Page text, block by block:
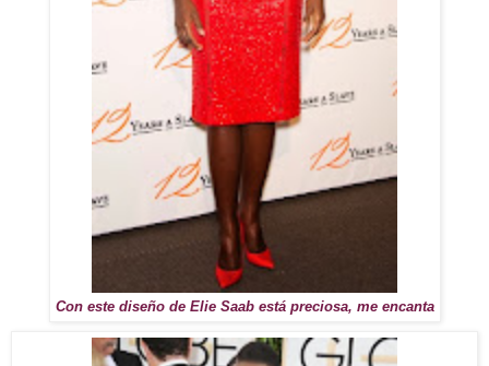
Con este diseño de Elie Saab está preciosa, me encanta